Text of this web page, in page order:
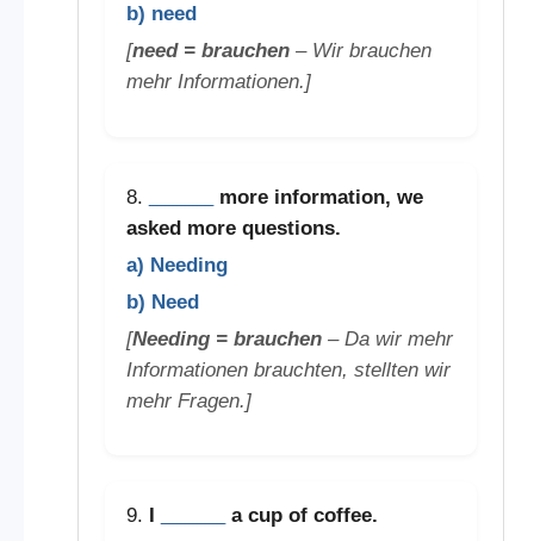
b) need
[need = brauchen– Wir brauchen
mehr Informationen.]
8.
more information, we
asked more questions.
a) Needing
b) Need
[Needing = brauchen– Da wir mehr
Informationen brauchten, stellten wir
mehr Fragen.]
9.
a cup of coffee.